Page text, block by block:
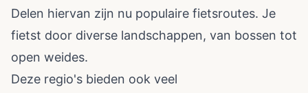
Delen hiervan zijn nu populaire fietsroutes. Je
fietst door diverse landschappen, van bossen tot
open weides.
Deze regio's bieden ook veel